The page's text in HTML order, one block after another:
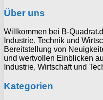
Über uns
Willkommen bei B-
Industrie, Technik und
Bereitstellung von
und wertvollen Einblicken
Industrie, Wirtschaft und
Kategorien